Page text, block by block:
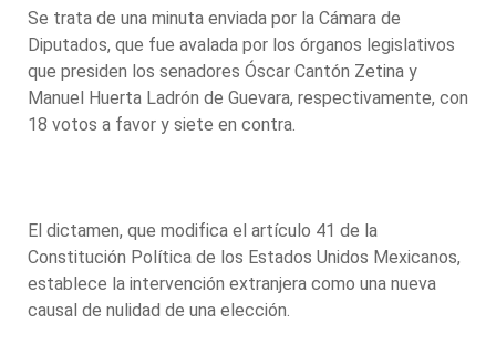
Se trata de una minuta enviada por la Cámara de
Diputados, que fue avalada por los órganos legislativos
que presiden los senadores Óscar Cantón Zetina y
Manuel Huerta Ladrón de Guevara, respectivamente, con
18 votos a favor y siete en contra.
El dictamen, que modifica el artículo 41 de la
Constitución Política de los Estados Unidos Mexicanos,
establece la intervención extranjera como una nueva
causal de nulidad de una elección.